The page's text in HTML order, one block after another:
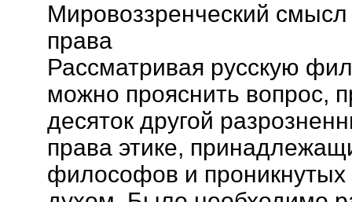
Мировоззренческий
права
Рассматривая русскую
можно прояснить вопрос,
десяток другой
права этике,
философов и